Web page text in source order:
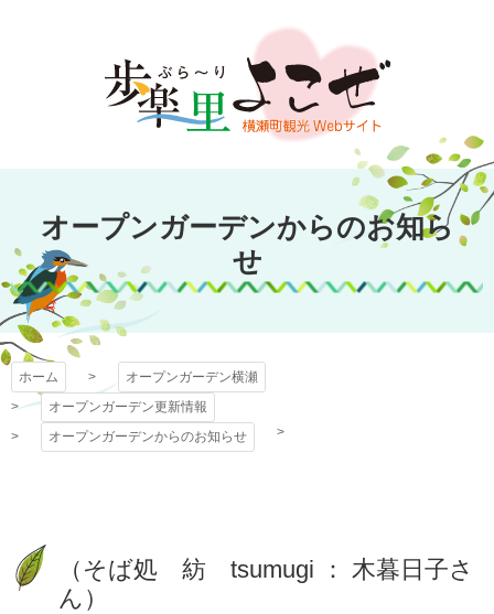
文
キ
プ
オープンガーデン
横瀬
オープンガーデンからのお知ら
せ
ホーム
オープンガーデン横瀬
オープンガーデン更新情報
オープンガーデンからのお知らせ
（そば処 紡 tsumugi ： 木暮日子さ
ん）